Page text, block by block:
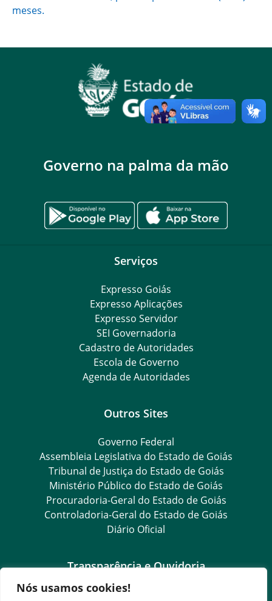
Nós usamos cookies!
meses.
Governo na palma da mão
Serviços
Expresso Goiás
Expresso Aplicações
Expresso Servidor
SEI Governadoria
Cadastro de Autoridades
Escola de Governo
Agenda de Autoridades
Outros Sites
Governo Federal
Assembleia Legislativa do Estado de Goiás
Tribunal de Justiça do Estado de Goiás
Ministério Público do Estado de Goiás
Procuradoria-Geral do Estado de Goiás
Controladoria-Geral do Estado de Goiás
Diário Oficial
Transparência e Ouvidoria
LGPD